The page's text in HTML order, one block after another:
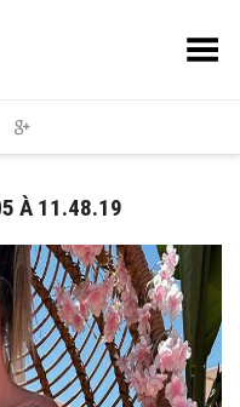
Toggle Menu
À 11.48.19